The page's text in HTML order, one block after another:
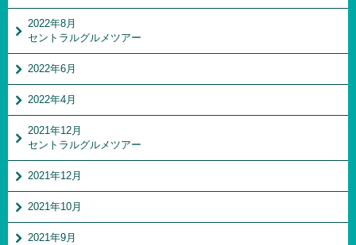
2022年8月
セントラルグルメツアー
2022年6月
2022年4月
2021年12月
セントラルグルメツアー
2021年12月
2021年10月
2021年9月